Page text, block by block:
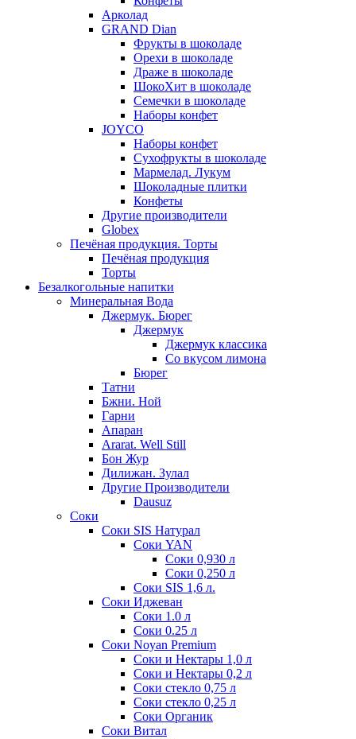
Арколад
GRAND Dian
Фрукты в шоколаде
Орехи в шоколаде
Драже в шоколаде
ШокоХит в шоколаде
Семечки в шоколаде
Наборы конфет
JOYCO
Наборы конфет
Сухофрукты в шоколаде
Мармелад. Лукум
Шоколадные плитки
Конфеты
Другие производители
Globex
Печёная продукция. Торты
Печёная продукция
Торты
Безалкогольные напитки
Минеральная Вода
Джермук. Бюрег
Джермук
Джермук классика
Со вкусом лимона
Бюрег
Татни
Бжни. Ной
Гарни
Апаран
Ararat. Well Still
Бон Жур
Дилижан. Зулал
Другие Производители
Dausuz
Соки
Соки SIS Натурал
Соки YAN
Соки 0,930 л
Соки 0,250 л
Соки SIS 1,6 л.
Соки Иджеван
Соки 1.0 л
Соки 0.25 л
Соки Noyan Premium
Соки и Нектары 1,0 л
Соки и Нектары 0,2 л
Соки стекло 0,75 л
Соки стекло 0,25 л
Соки Органик
Соки Витал